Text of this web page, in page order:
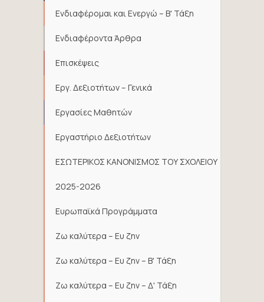
Ενδιαφέρομαι και Ενεργώ – Β' Τάξη
Ενδιαφέροντα Άρθρα
Επισκέψεις
Εργ. Δεξιοτήτων – Γενικά
Εργασίες Μαθητών
Εργαστήριο Δεξιοτήτων
ΕΣΩΤΕΡΙΚΟΣ ΚΑΝΟΝΙΣΜΟΣ ΤΟΥ ΣΧΟΛΕΙΟΥ
2025-2026
Ευρωπαϊκά Προγράμματα
Ζω καλύτερα – Ευ ζην
Ζω καλύτερα – Ευ ζην – Β' Τάξη
Ζω καλύτερα – Ευ ζην – Δ' Τάξη